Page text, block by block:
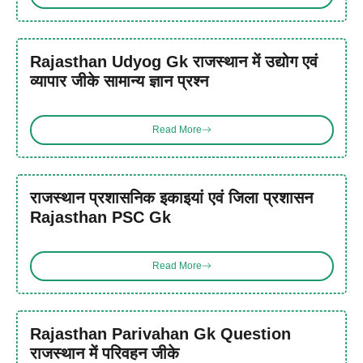
Rajasthan Udyog Gk राजस्थान में उद्योग एवं
व्यापार जीके सामान्य ज्ञान प्रश्न
Read More
राजस्थान प्रशासनिक इकाइयां एवं जिला प्रशासन
Rajasthan PSC Gk
Read More
Rajasthan Parivahan Gk Question
राजस्थान में परिवहन जीके